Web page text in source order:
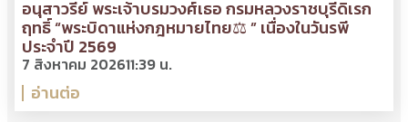
อนุสาวรีย์ พระเจ้าบรมวงศ์เธอ กรมหลวงราชบุรีดิเรก
ฤทธิ์ “พระบิดาแห่งกฎหมายไทย⚖ ” เนื่องในวันรพี
ประจำปี 2569
7 สิงหาคม 202611:39 น.
อ่านต่อ